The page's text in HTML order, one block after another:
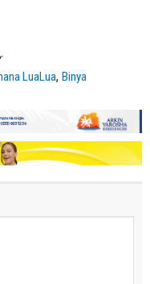
LuaLua,Binya